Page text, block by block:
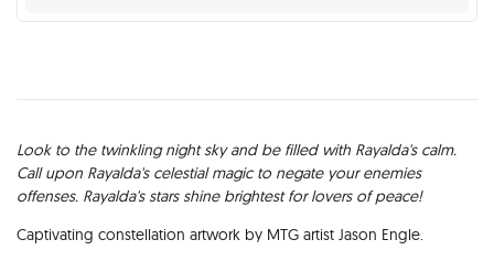
Opis
Look to the twinkling night sky and be filled with Rayalda's calm.
Call upon Rayalda's celestial magic to negate your enemies
offenses. Rayalda's stars shine brightest for lovers of peace!
Captivating constellation artwork by MTG artist Jason Engle.